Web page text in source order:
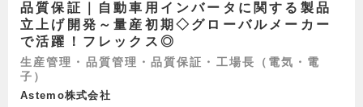
品質保証｜自動車用インバータに関する製品
立上げ開発～量産初期◇グローバルメーカー
で活躍！フレックス◎
生産管理・品質管理・品質保証・工場長（電気・電
子）
Astemo株式会社